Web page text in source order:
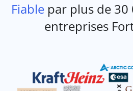
Fiablepar plus de 30
entreprises